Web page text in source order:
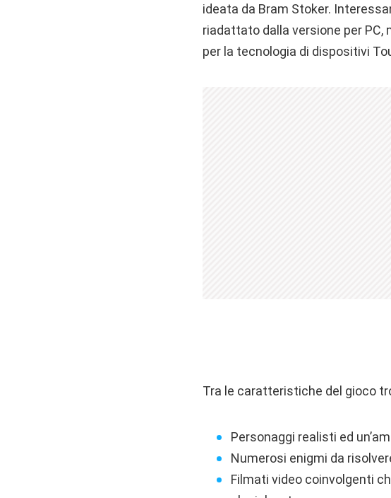
ideata da Bram Stoker.
riadattato dalla versione per
per la tecnologia di dispositivi
Tra le caratteristiche del gioco
Personaggi realisti ed
Numerosi enigmi da
Filmati video coinvolgenti